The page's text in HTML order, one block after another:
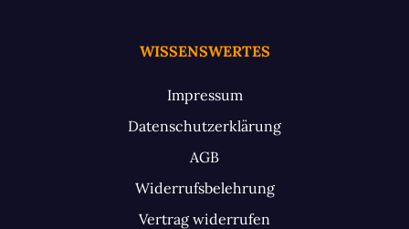
WISSENSWERTES
Impressum
Datenschutzerklärung
AGB
Widerrufsbelehrung
Vertrag widerrufen